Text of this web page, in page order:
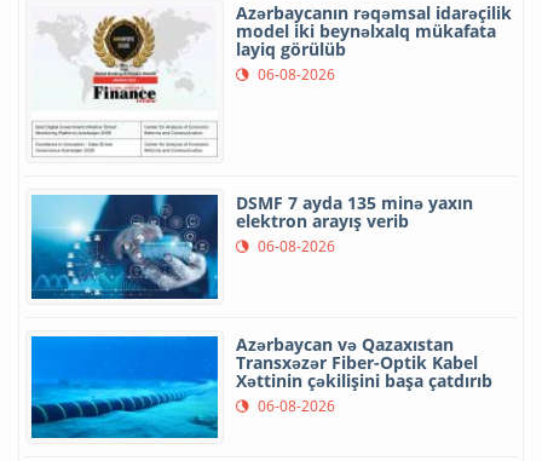
Azərbaycanın rəqəmsal idarəçilik
model iki beynəlxalq mükafata
layiq görülüb
06-08-2026
DSMF 7 ayda 135 minə yaxın
elektron arayış verib
06-08-2026
Azərbaycan və Qazaxıstan
Transxəzər Fiber-Optik Kabel
Xəttinin çəkilişini başa çatdırıb
06-08-2026